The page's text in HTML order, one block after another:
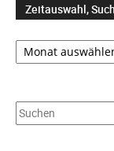
Zeitauswahl,
Zeitauswahl,
Suche
Suchen